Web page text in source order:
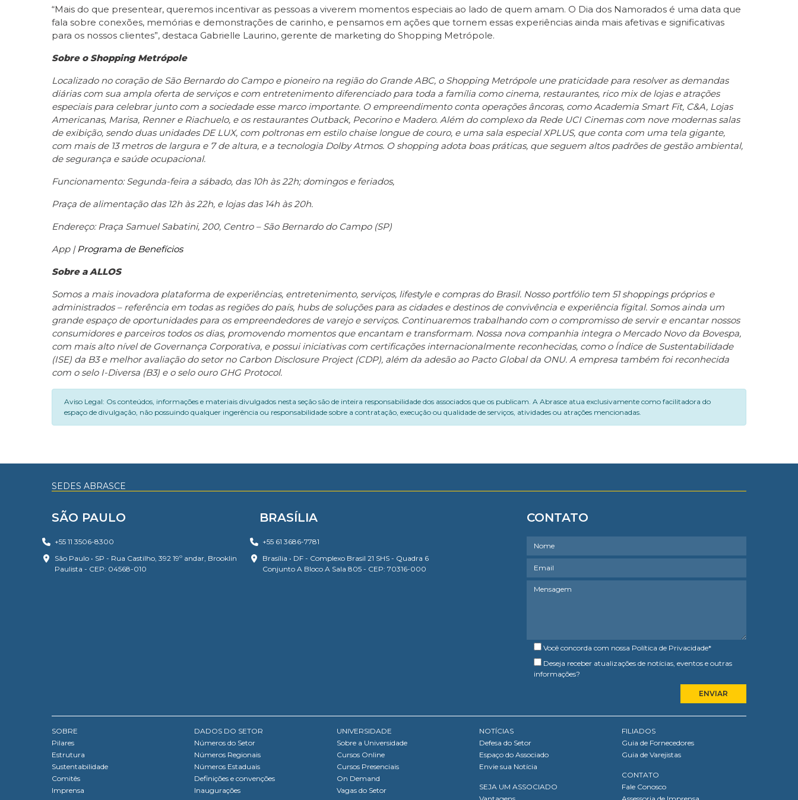
“Mais do que presentear, queremos incentivar as pessoas a viverem momentos especiais ao lado de quem amam. O Dia dos Namorados é uma data que
fala sobre conexões, memórias e demonstrações de carinho, e pensamos em ações que tornem essas experiências ainda mais afetivas e significativas
para os nossos clientes”, destaca Gabrielle Laurino, gerente de marketing do Shopping Metrópole.
Sobre o Shopping Metrópole
Localizado no coração de São Bernardo do Campo e pioneiro na região do Grande ABC, o Shopping Metrópole une praticidade para resolver as demandas
diárias com sua ampla oferta de serviços e com entretenimento diferenciado para toda a família como cinema, restaurantes, rico mix de lojas e atrações
especiais para celebrar junto com a sociedade esse marco importante. O empreendimento conta operações âncoras, como Academia Smart Fit, C&A, Lojas
Americanas, Marisa, Renner e Riachuelo, e os restaurantes Outback, Pecorino e Madero. Além do complexo da Rede UCI Cinemas com nove modernas salas
de exibição, sendo duas unidades DE LUX, com poltronas em estilo chaise longue de couro, e uma sala especial XPLUS, que conta com uma tela gigante,
com mais de 13 metros de largura e 7 de altura, e a tecnologia Dolby Atmos. O shopping adota boas práticas, que seguem altos padrões de gestão ambiental,
de segurança e saúde ocupacional.
Funcionamento: Segunda-feira a sábado, das 10h às 22h; domingos e feriados,
Praça de alimentação das 12h às 22h, e lojas das 14h às 20h.
Endereço: Praça Samuel Sabatini, 200, Centro – São Bernardo do Campo (SP)
App | Programa de Benefícios
Sobre a ALLOS
Somos a mais inovadora plataforma de experiências, entretenimento, serviços, lifestyle e compras do Brasil. Nosso portfólio tem 51 shoppings próprios e
administrados – referência em todas as regiões do país, hubs de soluções para as cidades e destinos de convivência e experiência fígital. Somos ainda um
grande espaço de oportunidades para os empreendedores de varejo e serviços. Continuaremos trabalhando com o compromisso de servir e encantar nossos
consumidores e parceiros todos os dias, promovendo momentos que encantam e transformam. Nossa nova companhia integra o Mercado Novo da Bovespa,
com mais alto nível de Governança Corporativa, e possui iniciativas com certificações internacionalmente reconhecidas, como o Índice de Sustentabilidade
(ISE) da B3 e melhor avaliação do setor no Carbon Disclosure Project (CDP), além da adesão ao Pacto Global da ONU. A empresa também foi reconhecida
com o selo I-Diversa (B3) e o selo ouro GHG Protocol.
Aviso Legal: Os conteúdos, informações e materiais divulgados nesta seção são de inteira responsabilidade dos associados que os publicam. A Abrasce atua exclusivamente como facilitadora do
espaço de divulgação, não possuindo qualquer ingerência ou responsabilidade sobre a contratação, execução ou qualidade de serviços, atividades ou atrações mencionadas.
SEDES ABRASCE
SÃO PAULO
+55 11 3506-8300
São Paulo • SP - Rua Castilho, 392 19º andar, Brooklin
Paulista - CEP: 04568-010
BRASÍLIA
+55 61 3686-7781
Brasília • DF - Complexo Brasil 21 SHS - Quadra 6
Conjunto A Bloco A Sala 805 - CEP: 70316-000
CONTATO
Você concorda com nossa Política de Privacidade*
Deseja receber atualizações de notícias, eventos e outras
informações?
SOBRE
Pilares
Estrutura
Sustentabilidade
Comitês
Imprensa
DADOS DO SETOR
Números do Setor
Números Regionais
Números Estaduais
Definições e convenções
Inaugurações
UNIVERSIDADE
Sobre a Universidade
Cursos Online
Cursos Presenciais
On Demand
Vagas do Setor
NOTÍCIAS
Defesa do Setor
Espaço do Associado
Envie sua Notícia
SEJA UM ASSOCIADO
FILIADOS
Guia de Fornecedores
Guia de Varejistas
CONTATO
Fale Conosco